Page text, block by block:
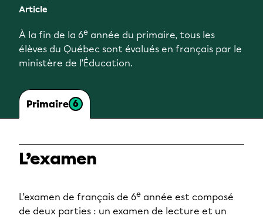
Article
À la fin de la 6e année du primaire, tous les
élèves du Québec sont évalués en français par le
ministère de l’Éducation.
Primaire 6
L’examen
L’examen de français de 6e année est composé
de deux parties : un examen de lecture et un